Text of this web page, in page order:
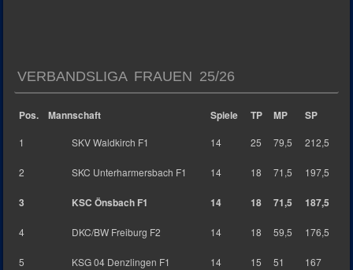
VERBANDSLIGA FRAUEN 25/26
Pos. Mannschaft Spiele TP MP SP
1 SKV Waldkirch F1 14 25 79,5 212,5
2 SKC Unterharmersbach F1 14 18 71,5 197,5
3 KSC Önsbach F1 14 18 71,5 187,5
4 DKC/BW Freiburg F2 14 18 59,5 176,5
5 KSG 04 Denzlingen F1 14 15 51 167